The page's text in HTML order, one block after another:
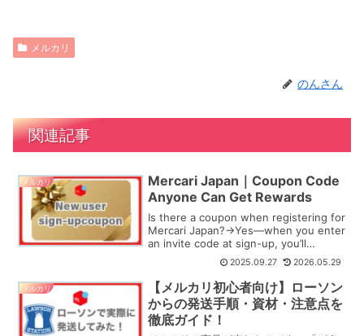
メルカリ
のんさん
関連記事
メルカリ
Mercari Japan｜Coupon Code
Anyone Can Get Rewards
Is there a coupon when registering for
Mercari Japan?→Yes—when you enter
an invite code at sign-up, you’ll
2025.09.27 2026.05.29
メルカリ
【メルカリ初心者向け】ローソン
からの発送手順・資材・注意点を
徹底ガイド！